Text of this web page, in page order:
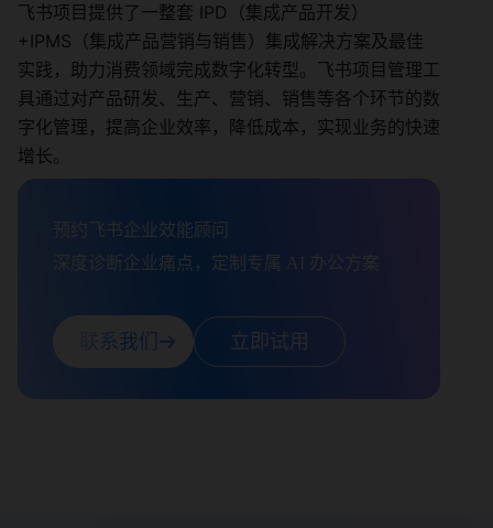
飞书项目提供了一整套 IPD（集成产品开发）
+IPMS（集成产品营销与销售）集成解决方案及最佳
实践，助力消费领域完成数字化转型。飞书项目管理工
具通过对产品研发、生产、营销、销售等各个环节的数
字化管理，提高企业效率，降低成本，实现业务的快速
增长。
预约飞书企业效能顾问
深度诊断企业痛点，定制专属 AI 办公方案
联系我们 立即试用